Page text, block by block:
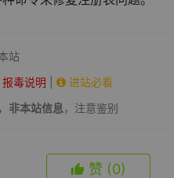
站
报毒说明
进站必看
非本站信息，注意鉴别
赞 (0)